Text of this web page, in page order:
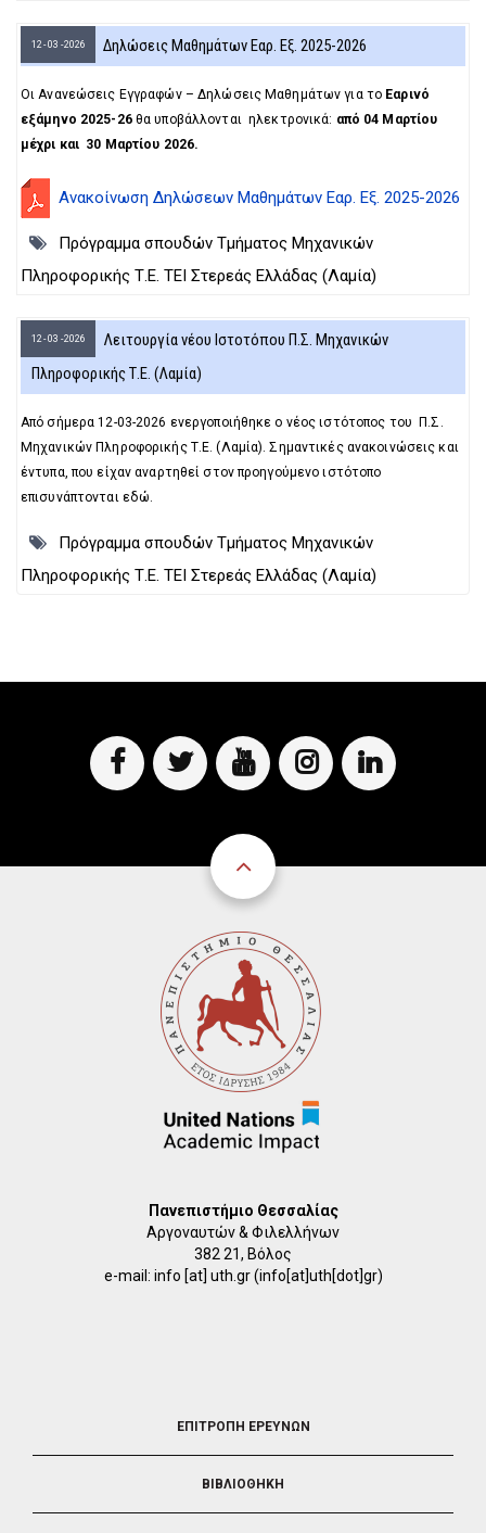
12 - 03 - 2026 Δηλώσεις Μαθημάτων Εαρ. Εξ. 2025-2026
Οι Ανανεώσεις Εγγραφών – Δηλώσεις Μαθημάτων για το Εαρινό
εξάμηνο 2025-26θα υποβάλλονται ηλεκτρονικά: από 04 Mαρτίου
μέχρι και 30 Μαρτίου 2026.
Ανακοίνωση Δηλώσεων Μαθημάτων Εαρ. Εξ. 2025-2026
Πρόγραμμα σπουδών Τμήματος Μηχανικών
Πληροφορικής Τ.Ε. ΤΕΙ Στερεάς Ελλάδας (Λαμία)
12 - 03 - 2026
Λειτουργία νέου Ιστοτόπου Π.Σ. Μηχανικών
Πληροφορικής Τ.Ε. (Λαμία)
Από σήμερα 12-03-2026 ενεργοποιήθηκε ο νέος ιστότοπος του Π.Σ.
Μηχανικών Πληροφορικής Τ.Ε. (Λαμία). Σημαντικές ανακοινώσεις και
έντυπα, που είχαν αναρτηθεί στον προηγούμενο ιστότοπο
επισυνάπτονται εδώ.
Πρόγραμμα σπουδών Τμήματος Μηχανικών
Πληροφορικής Τ.Ε. ΤΕΙ Στερεάς Ελλάδας (Λαμία)
Πανεπιστήμιο Θεσσαλίας
Αργοναυτών & Φιλελλήνων
382 21, Βόλος
e-mail: info [at] uth.gr(info[at]uth[dot]gr)
ΕΠΙΤΡΟΠΗ ΕΡΕΥΝΩΝ
ΒΙΒΛΙΟΘΗΚΗ